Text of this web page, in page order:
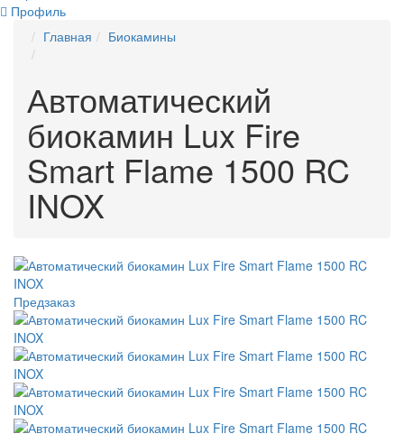
Профиль
Главная
Биокамины
Автоматический
биокамин Lux Fire
Smart Flame 1500 RC
INOX
Предзаказ